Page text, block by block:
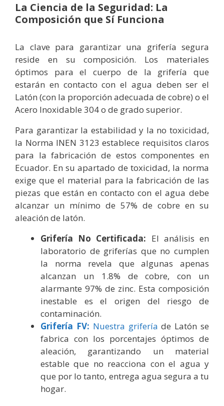
La Ciencia de la Seguridad: La
Composición que Sí Funciona
La clave para garantizar una grifería segura
reside en su composición. Los materiales
óptimos para el cuerpo de la grifería que
estarán en contacto con el agua deben ser el
Latón (con la proporción adecuada de cobre) o el
Acero Inoxidable 304 o de grado superior.
Para garantizar la estabilidad y la no toxicidad,
la Norma INEN 3123 establece requisitos claros
para la fabricación de estos componentes en
Ecuador. En su apartado de toxicidad, la norma
exige que el material para la fabricación de las
piezas que están en contacto con el agua debe
alcanzar un mínimo de 57% de cobre en su
aleación de latón.
Grifería No Certificada: El análisis en
laboratorio de griferías que no cumplen
la norma revela que algunas apenas
alcanzan un 1.8% de cobre, con un
alarmante 97% de zinc. Esta composición
inestable es el origen del riesgo de
contaminación.
Grifería FV: Nuestra grifería de Latón se
fabrica con los porcentajes óptimos de
aleación, garantizando un material
estable que no reacciona con el agua y
que por lo tanto, entrega agua segura a tu
hogar.